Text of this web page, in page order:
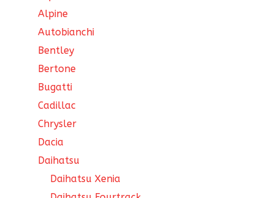
Alpine
Autobianchi
Bentley
Bertone
Bugatti
Cadillac
Chrysler
Dacia
Daihatsu
Daihatsu Xenia